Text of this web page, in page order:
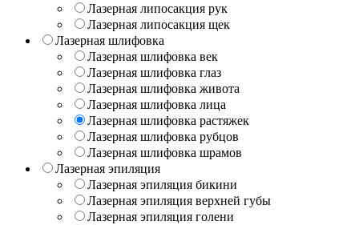
Лазерная липосакция рук
Лазерная липосакция щек
Лазерная шлифовка
Лазерная шлифовка век
Лазерная шлифовка глаз
Лазерная шлифовка живота
Лазерная шлифовка лица
Лазерная шлифовка растяжек
Лазерная шлифовка рубцов
Лазерная шлифовка шрамов
Лазерная эпиляция
Лазерная эпиляция бикини
Лазерная эпиляция верхней губы
Лазерная эпиляция голени